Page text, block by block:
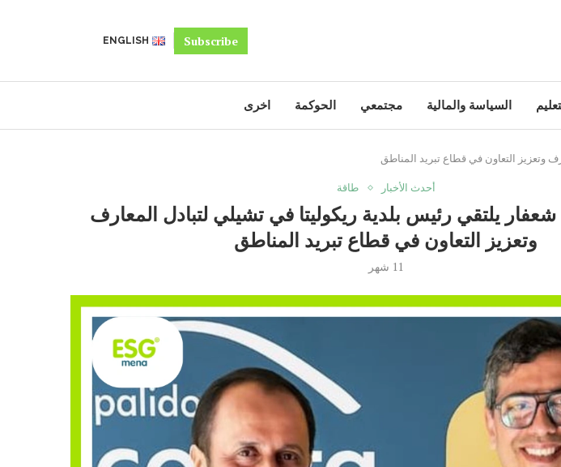
Subscribe
ENGLISH
السياسة والمالية مجتمعي الحوكمة اخرى
وتعزيز التعاون في قطاع تبريد المناطق
أحدث الأخبار
طاقة
يلتقي رئيس بلدية ريكوليتا في تشيلي لتبادل المعارف
وتعزيز التعاون في قطاع تبريد المناطق
11 شهر